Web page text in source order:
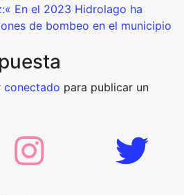
En el 2023 Hidrolago ha
de bombeo en el municipio
conectado para publicar un